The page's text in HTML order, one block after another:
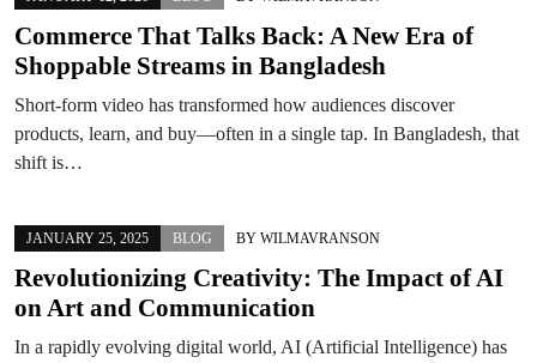
Commerce That Talks Back: A New Era of
Shoppable Streams in Bangladesh
Short-form video has transformed how audiences discover
products, learn, and buy—often in a single tap. In Bangladesh, that
shift is…
JANUARY 25, 2025 BLOG BY WILMAVRANSON
Revolutionizing Creativity: The Impact of AI
on Art and Communication
In a rapidly evolving digital world, AI (Artificial Intelligence) has